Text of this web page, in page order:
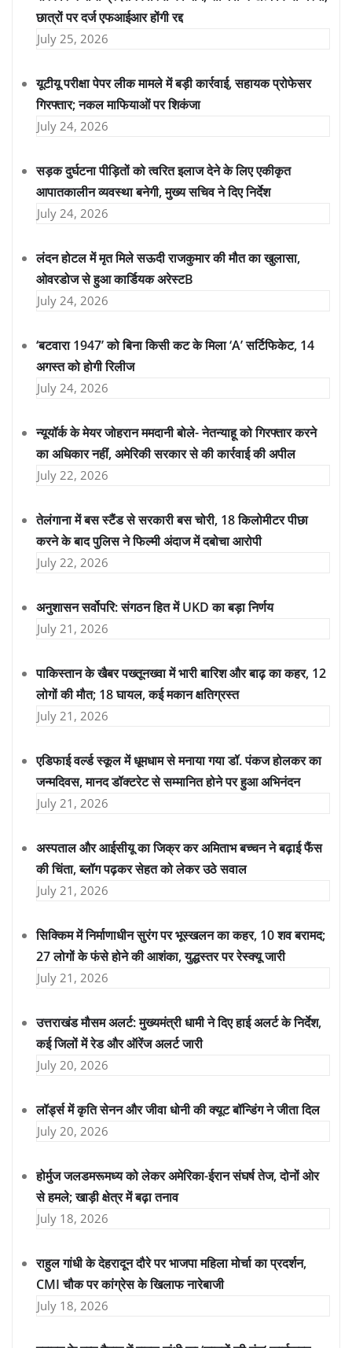
छात्रों पर दर्ज एफआईआर होंगी रद्द
July 25, 2026
यूटीयू परीक्षा पेपर लीक मामले में बड़ी कार्रवाई, सहायक प्रोफेसर
गिरफ्तार; नकल माफियाओं पर शिकंजा
July 24, 2026
सड़क दुर्घटना पीड़ितों को त्वरित इलाज देने के लिए एकीकृत
आपातकालीन व्यवस्था बनेगी, मुख्य सचिव ने दिए निर्देश
July 24, 2026
लंदन होटल में मृत मिले सऊदी राजकुमार की मौत का खुलासा,
ओवरडोज से हुआ कार्डियक अरेस्टB
July 24, 2026
‘बटवारा 1947’ को बिना किसी कट के मिला ‘A’ सर्टिफिकेट, 14
अगस्त को होगी रिलीज
July 24, 2026
न्यूयॉर्क के मेयर जोहरान ममदानी बोले- नेतन्याहू को गिरफ्तार करने
का अधिकार नहीं, अमेरिकी सरकार से की कार्रवाई की अपील
July 22, 2026
तेलंगाना में बस स्टैंड से सरकारी बस चोरी, 18 किलोमीटर पीछा
करने के बाद पुलिस ने फिल्मी अंदाज में दबोचा आरोपी
July 22, 2026
अनुशासन सर्वोपरि: संगठन हित में UKD का बड़ा निर्णय
July 21, 2026
पाकिस्तान के खैबर पख्तूनख्वा में भारी बारिश और बाढ़ का कहर, 12
लोगों की मौत; 18 घायल, कई मकान क्षतिग्रस्त
July 21, 2026
एडिफाई वर्ल्ड स्कूल में धूमधाम से मनाया गया डॉ. पंकज होलकर का
जन्मदिवस, मानद डॉक्टरेट से सम्मानित होने पर हुआ अभिनंदन
July 21, 2026
अस्पताल और आईसीयू का जिक्र कर अमिताभ बच्चन ने बढ़ाई फैंस
की चिंता, ब्लॉग पढ़कर सेहत को लेकर उठे सवाल
July 21, 2026
सिक्किम में निर्माणाधीन सुरंग पर भूस्खलन का कहर, 10 शव बरामद;
27 लोगों के फंसे होने की आशंका, युद्धस्तर पर रेस्क्यू जारी
July 21, 2026
उत्तराखंड मौसम अलर्ट: मुख्यमंत्री धामी ने दिए हाई अलर्ट के निर्देश,
कई जिलों में रेड और ऑरेंज अलर्ट जारी
July 20, 2026
लॉर्ड्स में कृति सेनन और जीवा धोनी की क्यूट बॉन्डिंग ने जीता दिल
July 20, 2026
होर्मुज जलडमरूमध्य को लेकर अमेरिका-ईरान संघर्ष तेज, दोनों ओर
से हमले; खाड़ी क्षेत्र में बढ़ा तनाव
July 18, 2026
राहुल गांधी के देहरादून दौरे पर भाजपा महिला मोर्चा का प्रदर्शन,
CMI चौक पर कांग्रेस के खिलाफ नारेबाजी
July 18, 2026